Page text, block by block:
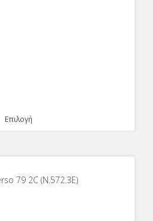
Επιλογή
79 2C (Ν.572.3E)